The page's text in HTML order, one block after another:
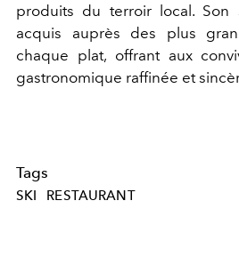
produits du terroir local. Son
acquis auprès des plus
chaque plat, offrant aux
gastronomique raffinée et
Tags
SKI RESTAURANT